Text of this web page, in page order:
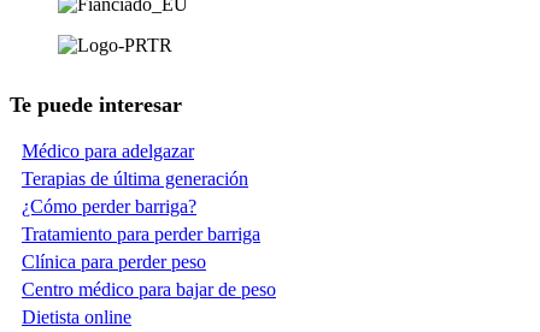
Te puede interesar
Médico para adelgazar
Terapias de última generación
¿Cómo perder barriga?
Tratamiento para perder barriga
Clínica para perder peso
Centro médico para bajar de peso
Dietista online